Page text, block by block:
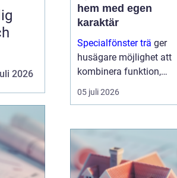
2026
hem med egen
karaktär
Specialfönster trä ger
husägare möjlighet att
kombinera funktion,
energioptimering och
arkitektur på ett sätt som
05 juli 2026